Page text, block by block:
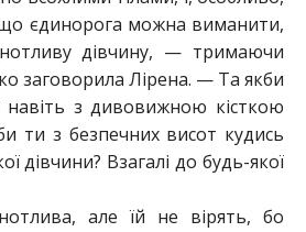
єдинорога можна виманити,
дівчину, — тримаючи
заговорила Лірена. — Та якби
з дивовижною кісткою
ти з безпечних висот кудись
дівчини? Взагалі до будь-якої
але їй не вірять, бо